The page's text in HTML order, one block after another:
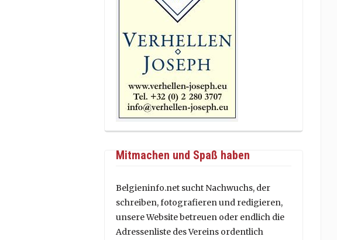
Mitmachen und Spaß haben
Belgieninfo.net sucht Nachwuchs, der
schreiben, fotografieren und redigieren,
unsere Website betreuen oder endlich die
Adressenliste des Vereins ordentlich